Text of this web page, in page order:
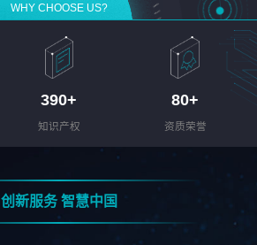
WHY CHOOSE US?
390+
知识产权
80+
资质荣誉
创新服务 智慧中国